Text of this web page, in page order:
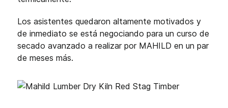
Los asistentes quedaron altamente motivados y
de inmediato se está negociando para un curso de
secado avanzado a realizar por MAHILD en un par
de meses más.